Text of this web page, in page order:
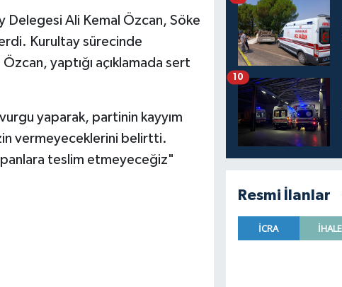
Delegesi Ali Kemal Özcan, Söke
Kurultay sürecinde
yaptığı açıklamada sert
yaparak, partinin kayyım
vermeyeceklerini belirtti.
teslim etmeyeceğiz"
10
Resmi İlanlar